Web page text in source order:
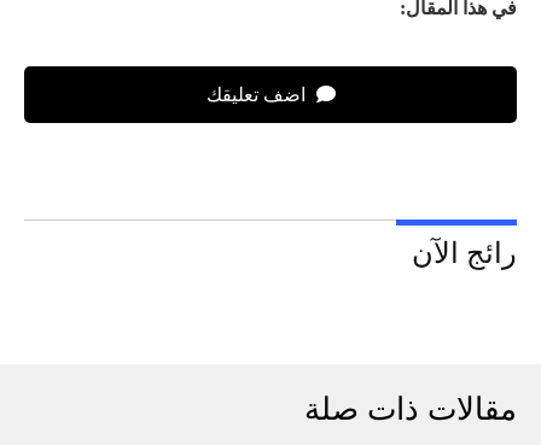
في هذا المقال:
اضف تعليقك
رائج الآن
مقالات ذات صلة